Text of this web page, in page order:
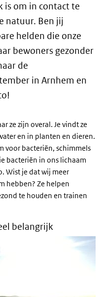
is om in contact te
natuur. Ben jij
helden die onze
bewoners gezonder
de
in Arnhem en
ze zijn overal. Je vindt ze
en in planten en dieren.
voor bacteriën, schimmels
bacteriën in ons lichaam
Wist je dat wij meer
hebben? Ze helpen
te houden en trainen
belangrijk